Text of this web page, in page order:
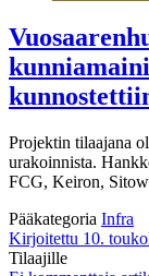
Projektin tilaajana
urakoinnista.
FCG, Keiron,
Pääkategoria Infra
Kirjoitettu 10.
Tilaajille